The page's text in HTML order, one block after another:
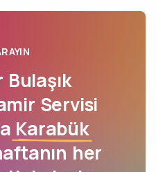
Bulaşık
Servisi
Karabük
her